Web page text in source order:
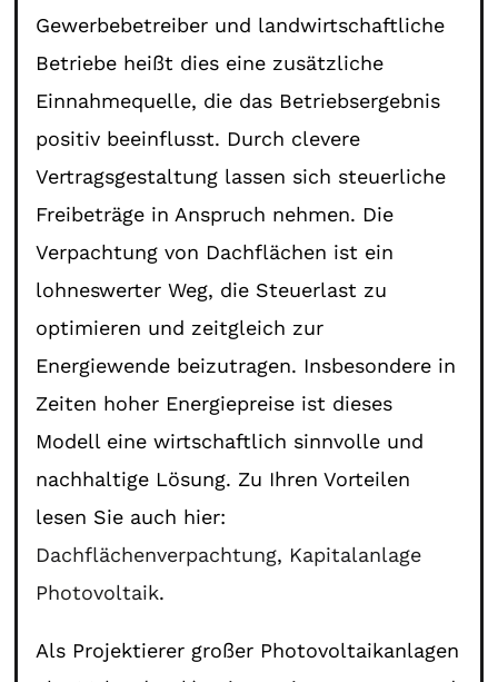
Gewerbebetreiber und landwirtschaftliche
Betriebe heißt dies eine zusätzliche
Einnahmequelle, die das Betriebsergebnis
positiv beeinflusst. Durch clevere
Vertragsgestaltung lassen sich steuerliche
Freibeträge in Anspruch nehmen. Die
Verpachtung von Dachflächen ist ein
lohneswerter Weg, die Steuerlast zu
optimieren und zeitgleich zur
Energiewende beizutragen. Insbesondere in
Zeiten hoher Energiepreise ist dieses
Modell eine wirtschaftlich sinnvolle und
nachhaltige Lösung. Zu Ihren Vorteilen
lesen Sie auch hier:
Dachflächenverpachtung, Kapitalanlage
Photovoltaik.
Als Projektierer großer Photovoltaikanlagen